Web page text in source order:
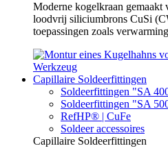
Moderne kogelkraan gemaakt
loodvrij siliciumbrons CuSi
toepassingen zoals
Capillaire Soldeerfittingen
Soldeerfittingen "SA
Soldeerfittingen "SA
RefHP® | CuFe
Soldeer accessoires
Capillaire Soldeerfittingen